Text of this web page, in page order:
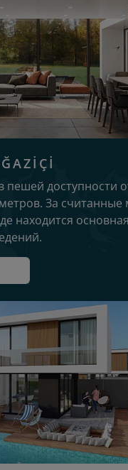
пешей доступности
За
находится